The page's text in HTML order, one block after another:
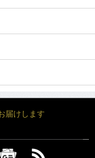
届けします